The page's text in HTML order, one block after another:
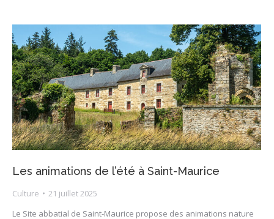
Les animations de l’été à Saint-Maurice
Culture
21 juillet 2025
Le Site abbatial de Saint-Maurice propose des animations nature